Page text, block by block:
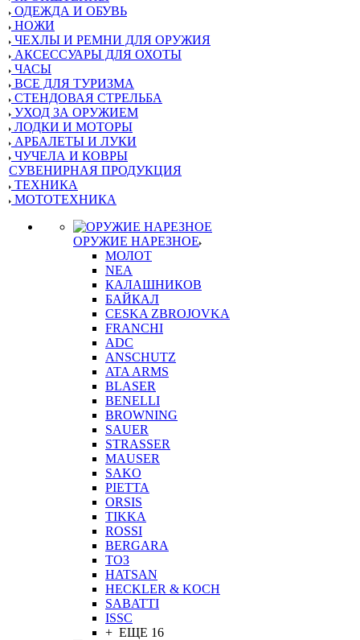
ОДЕЖДА И ОБУВЬ
НОЖИ
ЧЕХЛЫ И РЕМНИ ДЛЯ ОРУЖИЯ
АКСЕССУАРЫ ДЛЯ ОХОТЫ
ЧАСЫ
ВСЕ ДЛЯ ТУРИЗМА
СТЕНДОВАЯ СТРЕЛЬБА
УХОД ЗА ОРУЖИЕМ
ЛОДКИ И МОТОРЫ
АРБАЛЕТЫ И ЛУКИ
ЧУЧЕЛА И КОВРЫ
СУВЕНИРНАЯ ПРОДУКЦИЯ
ТЕХНИКА
МОТОТЕХНИКА
ОРУЖИЕ НАРЕЗНОЕ
МОЛОТ
NEA
КАЛАШНИКОВ
БАЙКАЛ
CESKA ZBROJOVKA
FRANCHI
ADC
ANSCHUTZ
ATA ARMS
BLASER
BENELLI
BROWNING
SAUER
STRASSER
MAUSER
SAKO
PIETTA
ORSIS
TIKKA
ROSSI
BERGARA
ТОЗ
HATSAN
HECKLER & KOCH
SABATTI
ISSC
+ ЕЩЕ 16